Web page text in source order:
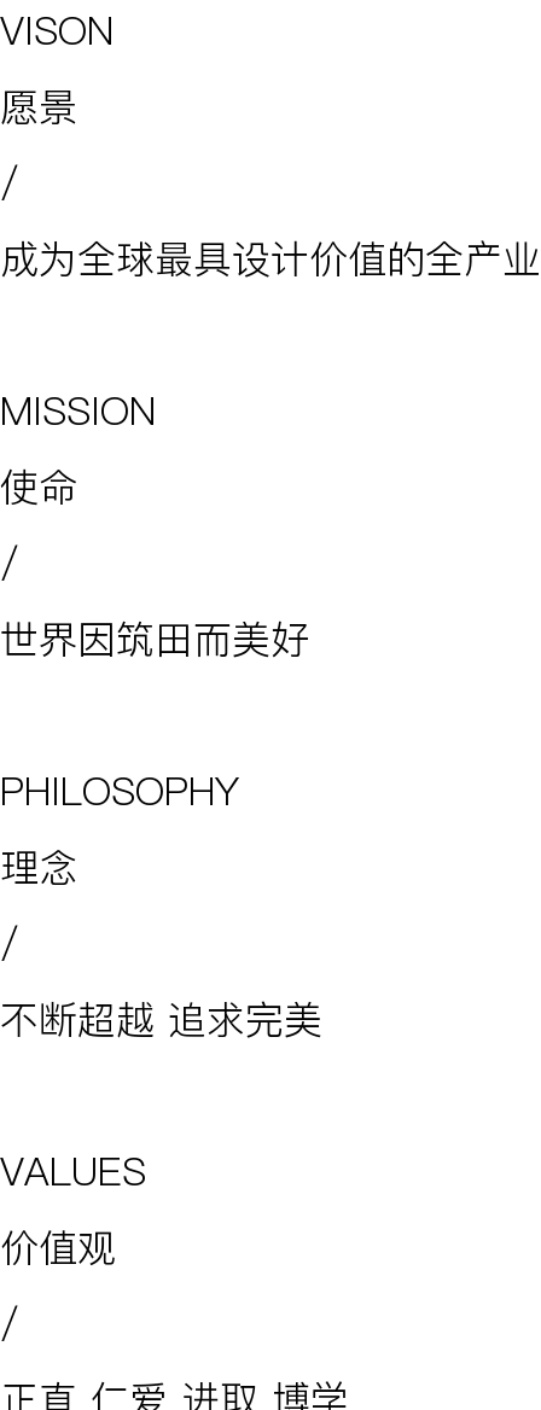
VISON
愿景
/
成为全球最具设计价值的全产
MISSION
使命
/
世界因筑田而美好
PHILOSOPHY
理念
/
不断超越 追求完美
VALUES
价值观
/